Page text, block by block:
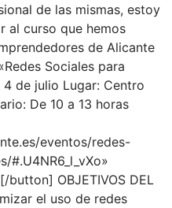
de las mismas, estoy
al curso que hemos
de Alicante
Sociales para
4 de julio Lugar: Centro
De 10 a 13 horas
eventos/redes-
#.U4NR6_l_vXo»
OBJETIVOS DEL
el uso de redes